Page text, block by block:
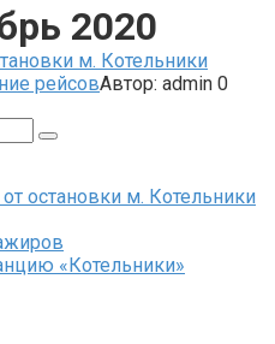
2020
м. Котельники
рейсовАвтор: admin 0
остановки м. Котельники
«Котельники»